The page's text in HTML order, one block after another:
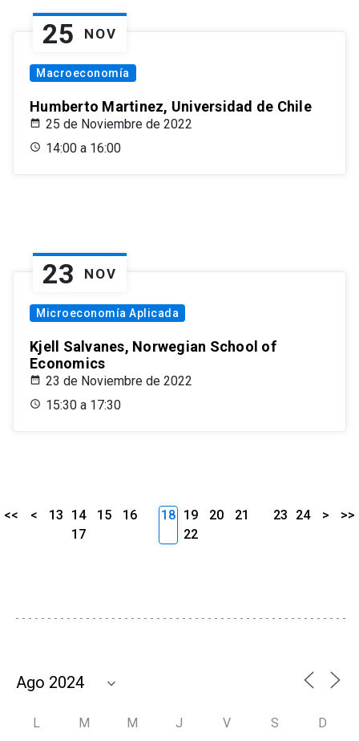
25 NOV
Macroeconomía
Humberto Martinez, Universidad de Chile
25 de Noviembre de 2022
14:00 a 16:00
23 NOV
Microeconomía Aplicada
Kjell Salvanes, Norwegian School of
Economics
23 de Noviembre de 2022
15:30 a 17:30
<< < 13 14 15
16
17
18 19 20
21
22
23 24 > >>
L M M J V S D